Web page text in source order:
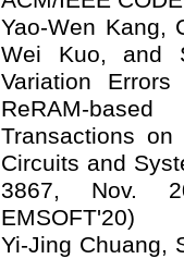
Yao-Wen Kang,
Wei Kuo, and
Variation
ReRAM-
Transactions on
Circuits and
3867, Nov.
EMSOFT'20)
Yi-Jing Chuang,